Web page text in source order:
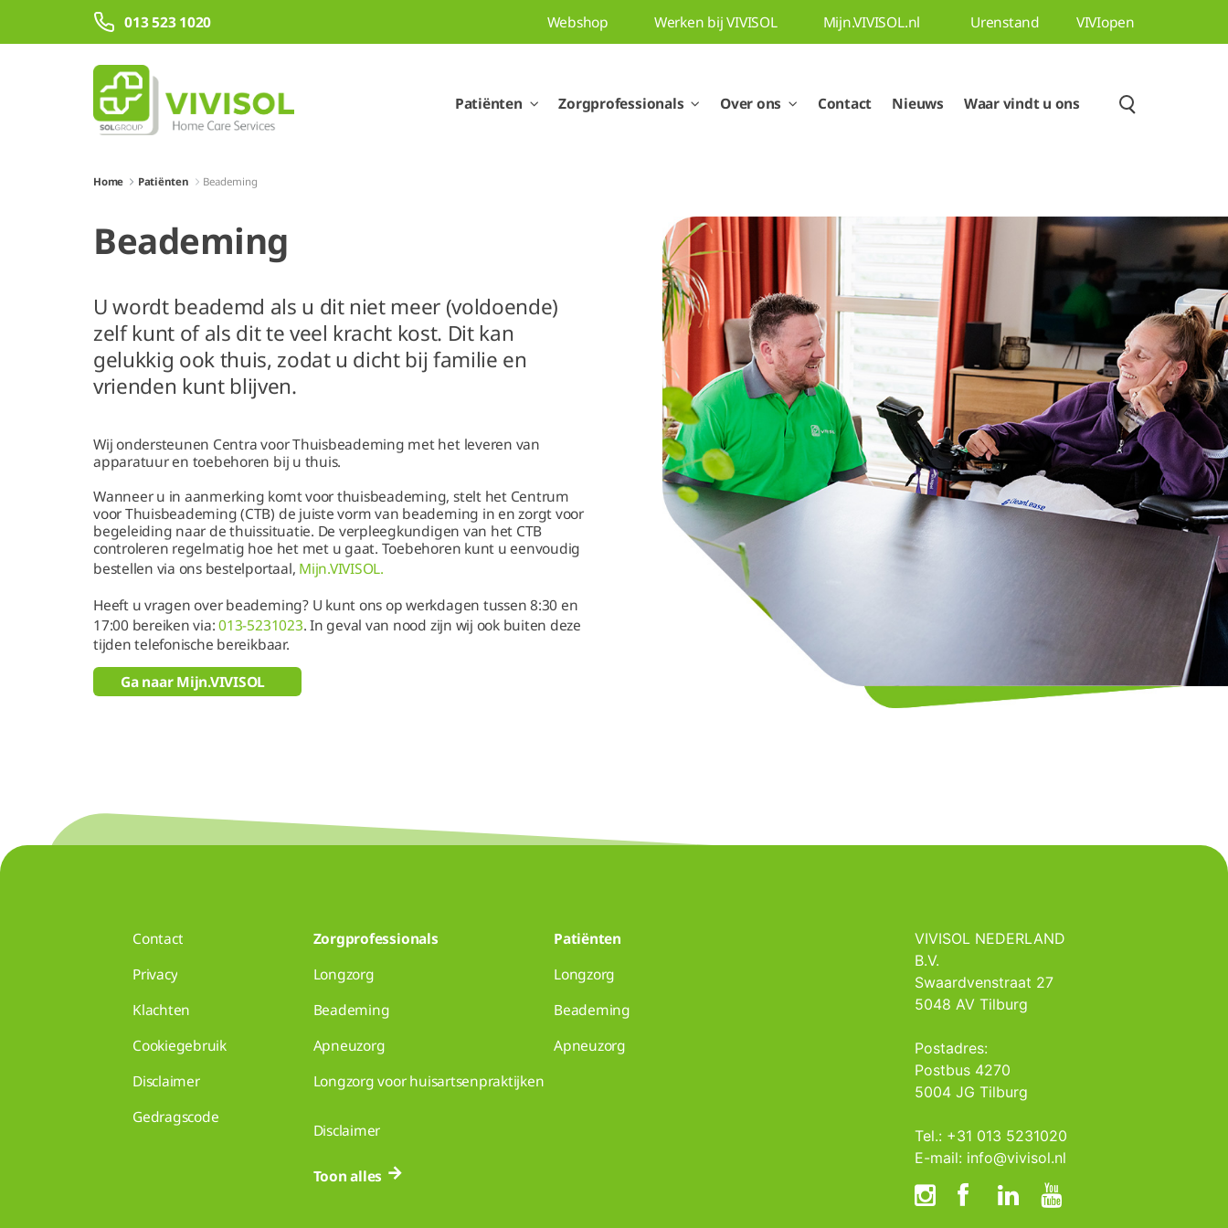
Overslaan en naar hoofdinhoud gaan
013 523 1020 Webshop Werken bij VIVISOL Mijn.VIVISOL.nl Urenstand VIVIopen
Patiënten Zorgprofessionals Over ons Contact Nieuws Waar vindt u ons
Home Patiënten Beademing
Beademing
U wordt beademd als u dit niet meer (voldoende)
zelf kunt of als dit te veel kracht kost. Dit kan
gelukkig ook thuis, zodat u dicht bij familie en
vrienden kunt blijven.
Wij ondersteunen Centra voor Thuisbeademing met het leveren van
apparatuur en toebehoren bij u thuis.
Wanneer u in aanmerking komt voor thuisbeademing, stelt het Centrum
voor Thuisbeademing (CTB) de juiste vorm van beademing in en zorgt voor
begeleiding naar de thuissituatie. De verpleegkundigen van het CTB
controleren regelmatig hoe het met u gaat. Toebehoren kunt u eenvoudig
bestellen via ons bestelportaal, Mijn.VIVISOL.
Heeft u vragen over beademing? U kunt ons op werkdagen tussen 8:30 en
17:00 bereiken via:013-5231023. In geval van nood zijn wij ook buiten deze
tijden telefonische bereikbaar.
Ga naar Mijn.VIVISOL
Contact
Privacy
Klachten
Cookiegebruik
Disclaimer
Gedragscode
Zorgprofessionals
Longzorg
Beademing
Apneuzorg
Longzorg voor huisartsenpraktijken
Disclaimer
Toon alles
Patiënten
Longzorg
Beademing
Apneuzorg
VIVISOL NEDERLAND
B.V.
Swaardvenstraat 27
5048 AV Tilburg
Postadres:
Postbus 4270
5004 JG Tilburg
Tel.: +31 013 5231020
E-mail: info@vivisol.nl